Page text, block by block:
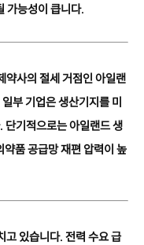
가능성이 큽니다.
약사의 절세 거점인 아일랜
부 기업은 생산기지를 미
단기적으로는 아일랜드 생
품 공급망 재편 압력이 높
있습니다. 전력 수요 급